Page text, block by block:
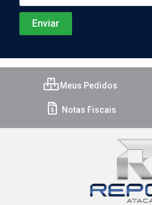
Meus Pedidos
Notas Fiscais